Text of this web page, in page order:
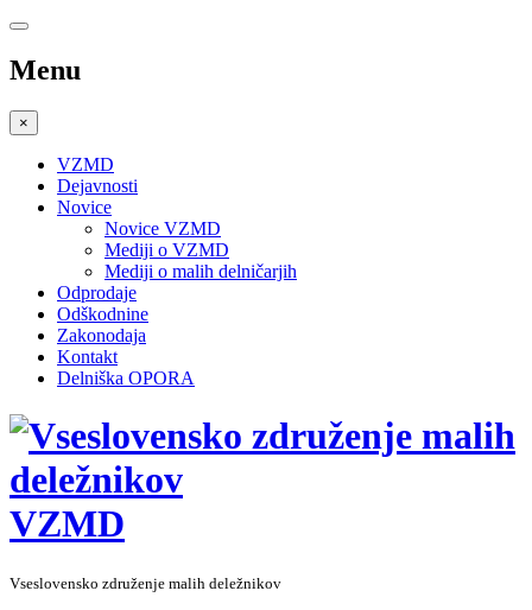
Menu
×
VZMD
Dejavnosti
Novice
Novice VZMD
Mediji o VZMD
Mediji o malih delničarjih
Odprodaje
Odškodnine
Zakonodaja
Kontakt
Delniška OPORA
VZMD
Vseslovensko združenje malih deležnikov